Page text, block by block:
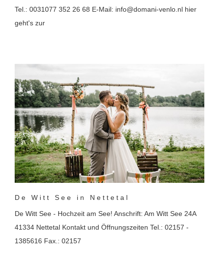
Tel.: 0031077 352 26 68 E-Mail: info@domani-venlo.nl hier
geht's zur
De Witt See in Nettetal
De Witt See - Hochzeit am See! Anschrift: Am Witt See 24A
41334 Nettetal Kontakt und Öffnungszeiten Tel.: 02157 -
1385616 Fax.: 02157